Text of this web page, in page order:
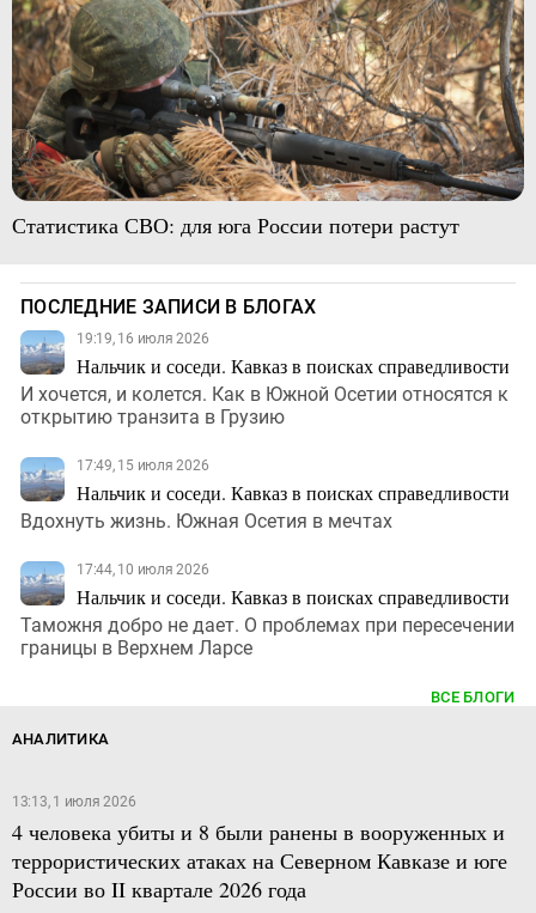
Статистика СВО: для юга России потери растут
ПОСЛЕДНИЕ ЗАПИСИ В БЛОГАХ
19:19, 16 июля 2026
Нальчик и соседи. Кавказ в поисках справедливости
И хочется, и колется. Как в Южной Осетии относятся к
открытию транзита в Грузию
17:49, 15 июля 2026
Нальчик и соседи. Кавказ в поисках справедливости
Вдохнуть жизнь. Южная Осетия в мечтах
17:44, 10 июля 2026
Нальчик и соседи. Кавказ в поисках справедливости
Таможня добро не дает. О проблемах при пересечении
границы в Верхнем Ларсе
ВСЕ БЛОГИ
АНАЛИТИКА
13:13, 1 июля 2026
4 человека убиты и 8 были ранены в вооруженных и
террористических атаках на Северном Кавказе и юге
России во II квартале 2026 года